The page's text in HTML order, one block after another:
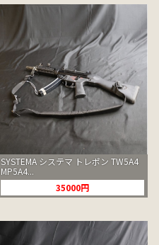
SYSTEMA システマ トレポン TW5A4
MP5A4...
35000円